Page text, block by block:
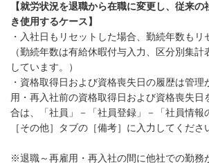
【就労状況を退職から在職に変更し、従来
き使用するケース】
・入社日もリセットした場合、勤続年数もリ
（勤続年数は有給休暇付与入力、区分別集計
しています。）
・資格取得日および資格喪失日の履歴は管理
用・再入社前の資格取得日および資格喪失日
合は、「社員」－「社員登録」－「社員情報
［その他］タブの［備考］に入力してくださ
※退職～再雇用・再入社の間に他社での勤務